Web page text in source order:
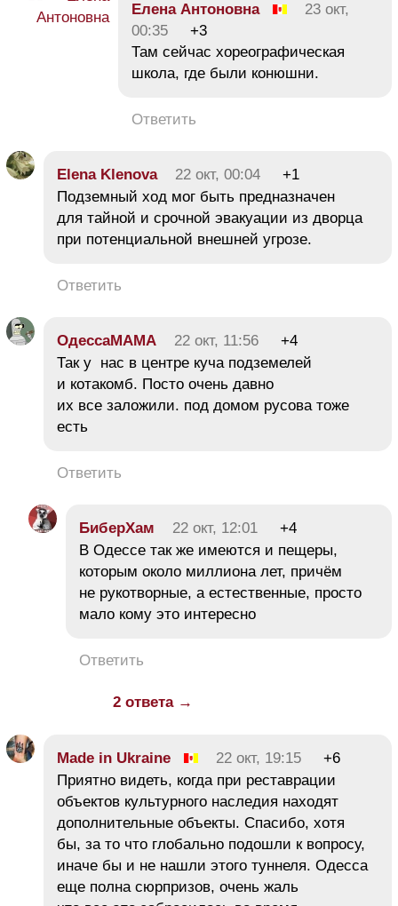
Елена Антоновна
23 окт,
00:35
+3
Там сейчас хореографическая
школа, где были конюшни.
Ответить
Elena Klenova 22 окт, 00:04
+1
Подземный ход мог быть предназначен
для тайной и срочной эвакуации из дворца
при потенциальной внешней угрозе.
Ответить
ОдессаМАМА 22 окт, 11:56
+4
Так у нас в центре куча подземелей
и котакомб. Посто очень давно
их все заложили. под домом русова тоже
есть
Ответить
БиберХам 22 окт, 12:01
+4
В Одессе так же имеются и пещеры,
которым около миллиона лет, причём
не рукотворные, а естественные, просто
мало кому это интересно
Ответить
2 ответа →
Made in Ukraine 22 окт, 19:15
+6
Приятно видеть, когда при реставрации
объектов культурного наследия находят
дополнительные объекты. Спасибо, хотя
бы, за то что глобально подошли к вопросу,
иначе бы и не нашли этого туннеля. Одесса
еще полна сюрпризов, очень жаль